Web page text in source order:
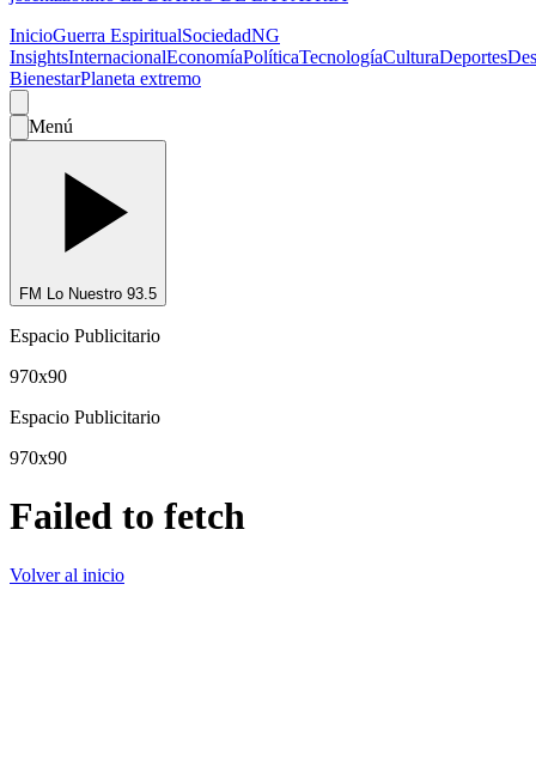
InicioGuerra EspiritualSociedadNG
InsightsInternacionalEconomíaPolíticaTecnologíaCulturaDeportes
BienestarPlaneta extremo
Menú
FM Lo Nuestro 93.5
Espacio Publicitario
970x90
Espacio Publicitario
970x90
Failed to fetch
Volver al inicio